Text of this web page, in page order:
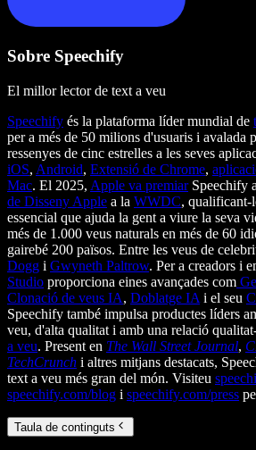
Sobre Speechify
El millor lector de text a veu
Speechify és la plataforma líder mundial de
per a més de 50 milions d'usuaris i avalada
ressenyes de cinc estrelles a les seves
iOS, Android, Extensió de Chrome,
Mac. El 2025, Apple va premiarSpeechify
de Disseny Apple a la WWDC, qualificant-
essencial que ajuda la gent a viure la seva
més de 1.000 veus naturals en més de 60
gairebé 200 països. Entre les veus de
Dogg i Gwyneth Paltrow. Per a creadors i
Studio proporciona eines avançades com
Clonació de veus IA, Doblatge IA i el seu
Speechify també impulsa productes líders
veu, d'alta qualitat i amb una relació
a veu. Present en The Wall Street Journal,
TechCrunch i altres mitjans destacats,
text a veu més gran del món. Visiteu
speechify.com/blog i speechify.com/press
Taula de continguts